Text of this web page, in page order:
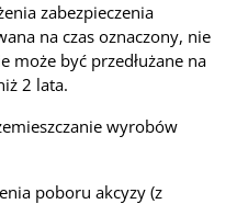
zabezpieczenia
na czas oznaczony, nie
może być przedłużane na
2 lata.
wyrobów
poboru akcyzy (z